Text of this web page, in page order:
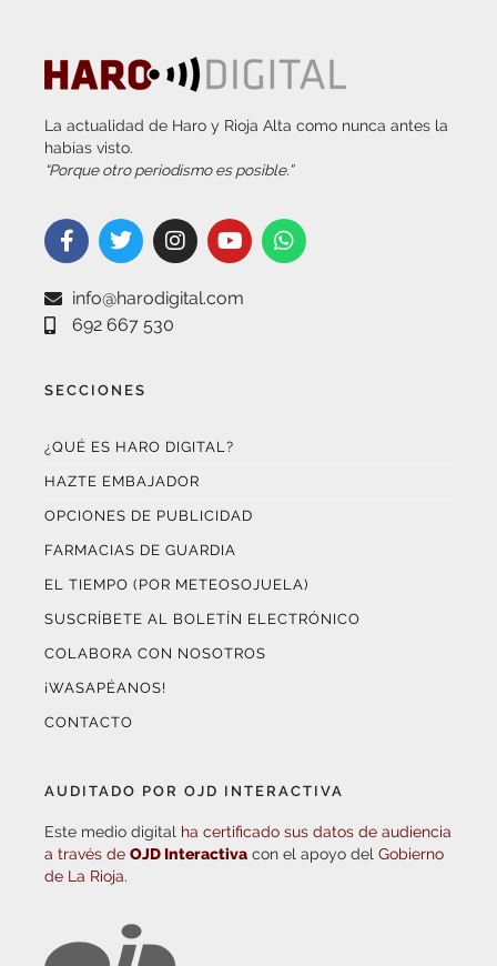
La actualidad de Haro y Rioja Alta como nunca antes la
habías visto.
“Porque otro periodismo es posible.”
info@harodigital.com
692 667 530
SECCIONES
¿QUÉ ES HARO DIGITAL?
HAZTE EMBAJADOR
OPCIONES DE PUBLICIDAD
FARMACIAS DE GUARDIA
EL TIEMPO (POR METEOSOJUELA)
SUSCRÍBETE AL BOLETÍN ELECTRÓNICO
COLABORA CON NOSOTROS
¡WASAPÉANOS!
CONTACTO
AUDITADO POR OJD INTERACTIVA
Este medio digital ha certificado sus datos de audiencia
a través de OJD Interactiva con el apoyo del Gobierno
de La Rioja.